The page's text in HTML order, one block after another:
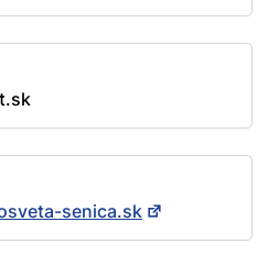
senica.sk